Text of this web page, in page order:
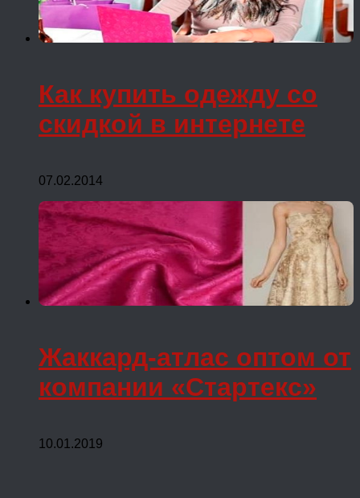
Как купить одежду со
скидкой в интернете
07.02.2014
Жаккард-атлас оптом от
компании «Стартекс»
10.01.2019